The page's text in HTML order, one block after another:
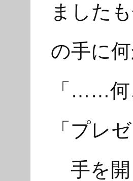
ました
の手に
「……何
「プレ
手を開